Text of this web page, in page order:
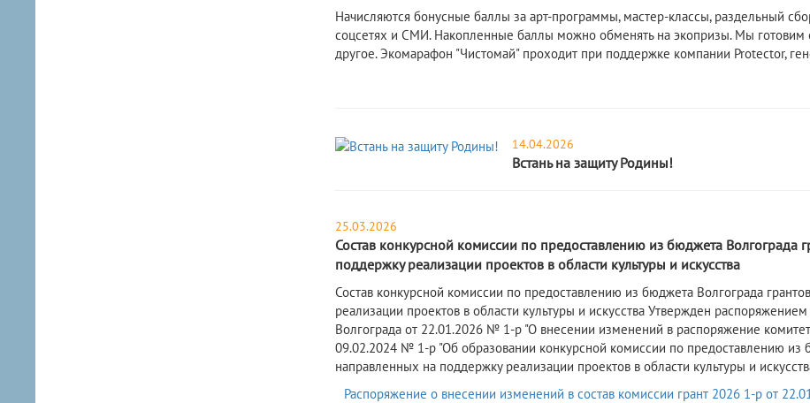
Начисляются бонусные баллы за арт-программы, мастер-классы, раздельный
соцсетях и СМИ. Накопленные баллы можно обменять на экопризы. Мы готовим
другое. Экомарафон "Чистомай" проходит при поддержке компании Protector,
14.04.2026
Встань на защиту Родины!
25.03.2026
Состав конкурсной комиссии по предоставлению из бюджета Волгограда
поддержку реализации проектов в области культуры и искусства
​Состав конкурсной комиссии по предоставлению из бюджета Волгограда
реализации проектов в области культуры и искусства Утвержден
Волгограда от 22.01.2026 № 1-р"О внесении изменений в распоряжение
09.02.2024 № 1-р "Об образовании конкурсной комиссии по предоставлению из
направленных на поддержку реализации проектов в области культуры и
Распоряжение о внесении изменений в состав комиссии грант 2026 1-р от